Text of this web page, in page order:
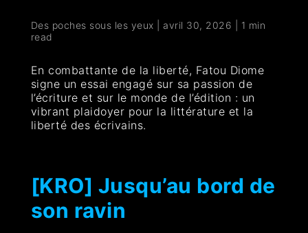
Des poches sous les yeux avril 30, 2026
1 min
read
En combattante de la liberté, Fatou Diome
signe un essai engagé sur sa passion de
l’écriture et sur le monde de l’édition : un
vibrant plaidoyer pour la littérature et la
liberté des écrivains.
[KRO] Jusqu’au bord de
son ravin